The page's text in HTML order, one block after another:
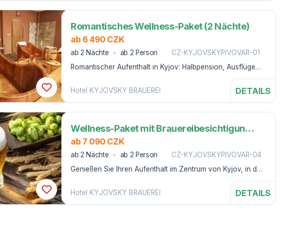
Romantisches Wellness-Paket (2 Nächte)
ab 6 490 CZK
ab 2 Nächte ab 2 Person
CZ-KYJOVSKYPIVOVAR-01
Romantischer Aufenthalt in Kyjov: Halbpension, Ausflüge
Hotel KYJOVSKY BRAUEREI
DETAILS
Wellness-Paket mit Brauereibesichtigung für 3 Tage (2 Nächte)
ab 7 090 CZK
ab 2 Nächte ab 2 Person
CZ-KYJOVSKYPIVOVAR-04
Genießen Sie Ihren Aufenthalt im Zentrum von Kyjov, in der
Region Slovácko.
Hotel KYJOVSKY BRAUEREI DETAILS